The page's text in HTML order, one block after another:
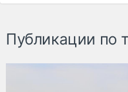
Публикации по